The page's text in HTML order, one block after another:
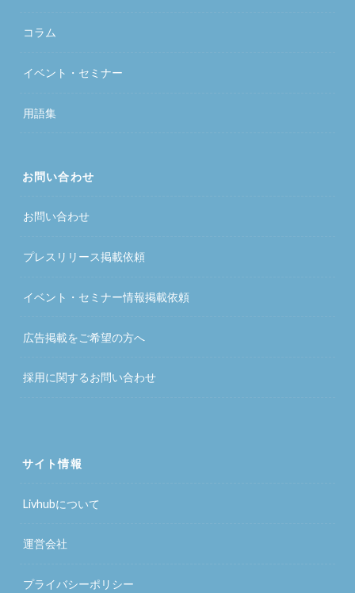
コラム
イベント・セミナー
用語集
お問い合わせ
お問い合わせ
プレスリリース掲載依頼
イベント・セミナー情報掲載依頼
広告掲載をご希望の方へ
採用に関するお問い合わせ
サイト情報
Livhubについて
運営会社
プライバシーポリシー